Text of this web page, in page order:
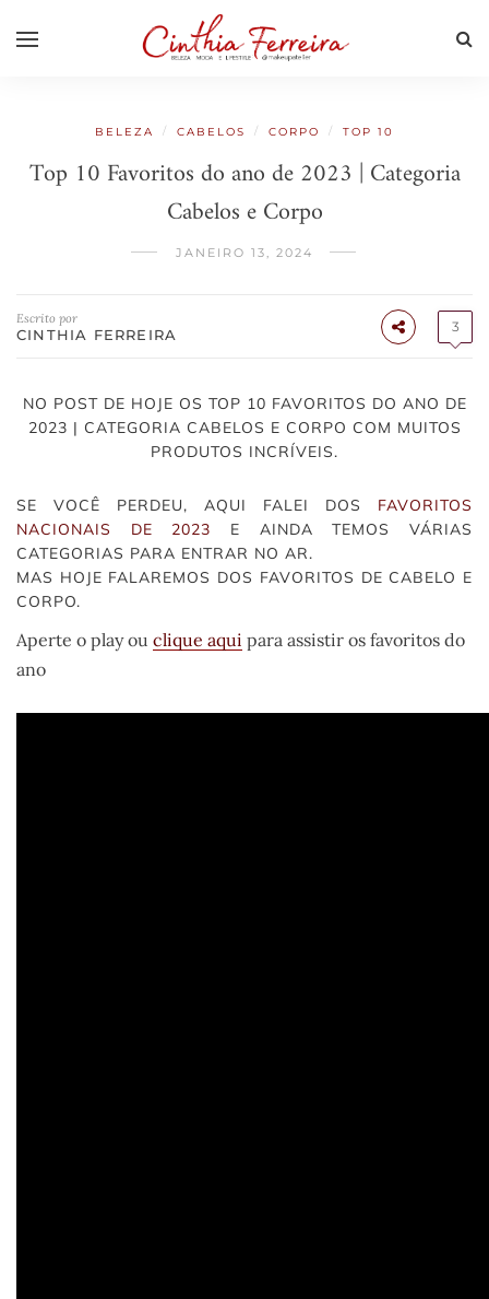
BELEZA / CABELOS / CORPO / TOP 10
Top 10 Favoritos do ano de 2023 | Categoria
Cabelos e Corpo
JANEIRO 13, 2024
Escrito por
CINTHIA FERREIRA 3
NO POST DE HOJE OS TOP 10 FAVORITOS DO ANO DE
2023 | CATEGORIA CABELOS E CORPO COM MUITOS
PRODUTOS INCRÍVEIS.
SE VOCÊ PERDEU, AQUI FALEI DOS FAVORITOS
NACIONAIS DE 2023 E AINDA TEMOS VÁRIAS
CATEGORIAS PARA ENTRAR NO AR.
MAS HOJE FALAREMOS DOS FAVORITOS DE CABELO E
CORPO.
Aperte o play ou clique aqui para assistir os favoritos do
ano